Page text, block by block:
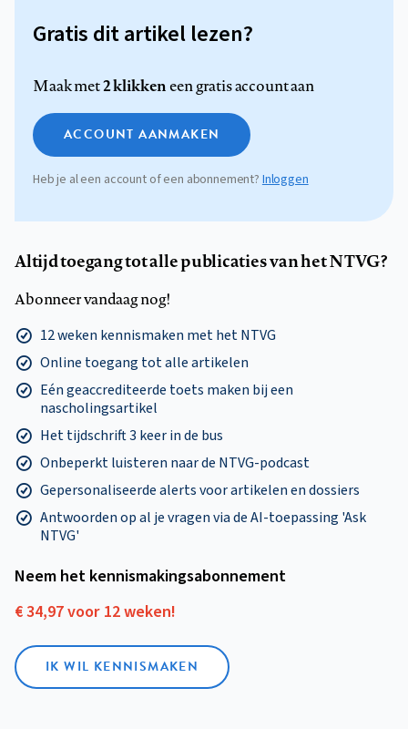
Gratis dit artikel lezen?
Maak met2 klikkeneen gratis account aan
ACCOUNT AANMAKEN
Heb je al een account of een abonnement? Inloggen
Altijd toegang tot alle publicaties van het NTVG?
Abonneer vandaag nog!
12 weken kennismaken met het NTVG
Online toegang tot alle artikelen
Eén geaccrediteerde toets maken bij een
nascholingsartikel
Het tijdschrift 3 keer in de bus
Onbeperkt luisteren naar de NTVG-podcast
Gepersonaliseerde alerts voor artikelen en dossiers
Antwoorden op al je vragen via de AI-toepassing 'Ask
NTVG'
Neem het kennismakings­abonnement
€ 34,97 voor 12 weken!
IK WIL KENNISMAKEN